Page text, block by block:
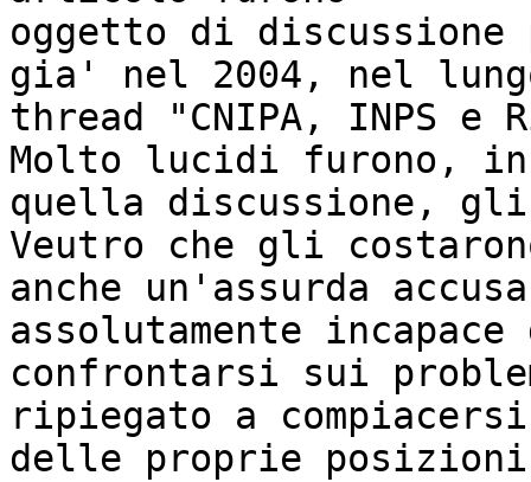
oggetto di
gia' nel 2004, nel
thread "CNIPA, INPS e
Molto lucidi furono, in
quella discussione,
Veutro che gli
anche un'assurda
assolutamente
confrontarsi sui
ripiegato a compiacersi
delle proprie